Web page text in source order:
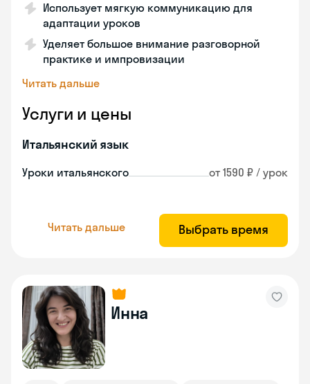
Использует мягкую коммуникацию для
адаптации уроков
Уделяет большое внимание разговорной
практике и импровизации
Читать дальше
Услуги и цены
Итальянский язык
Уроки итальянского от 1590 ₽ / урок
Читать дальше Выбрать время
Инна